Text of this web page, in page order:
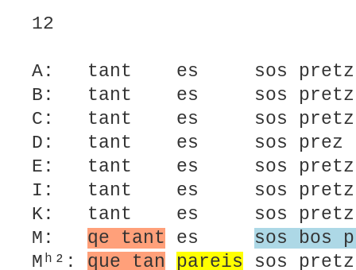
12
A: tant es sos
B: tant es sos
C: tant es sos
D: tant es sos
E: tant es sos
I: tant es sos
K: tant es sos
M: qe tant es sos bos
Mʰ²: que tan pareis sos